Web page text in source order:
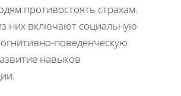
противостоять страхам.
них включают социальную
поведенческую
навыков